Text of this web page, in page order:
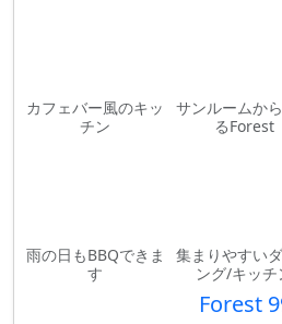
カフェバー風のキッ
チン
サンルームか
るForest
雨の日もBBQできま
す
集まりやすい
ング/キッチ
Forest